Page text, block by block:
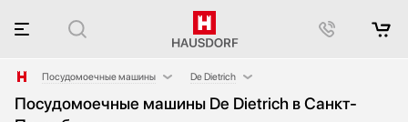
Посудомоечные машины
Аксессуары
De Dietrich
AEG
Посудомоечные машины De Dietrich в Санкт-